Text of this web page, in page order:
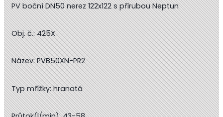
PV boční DN50 nerez 122x122 s přírubou Neptun
Obj. č.: 425X
Název: PVB50XN-PR2
Typ mřížky: hranatá